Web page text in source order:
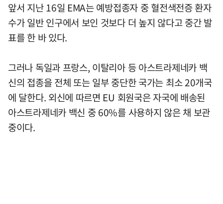
앞서 지난 16일 EMA는 예방접종자 중 혈전색전증 환자
수가 일반 인구에서 보인 것보다 더 높지 않다고 중간 발
표를 한 바 있다.
그러나 독일과 프랑스, 이탈리아 등 아스트라제네카 백
신의 접종을 전체 또는 일부 중단한 국가는 최소 20개국
에 달한다. 외신에 따르면 EU 회원국은 자국에 배송된
아스트라제네카 백신 중 60%를 사용하지 않은 채 보관
중이다.